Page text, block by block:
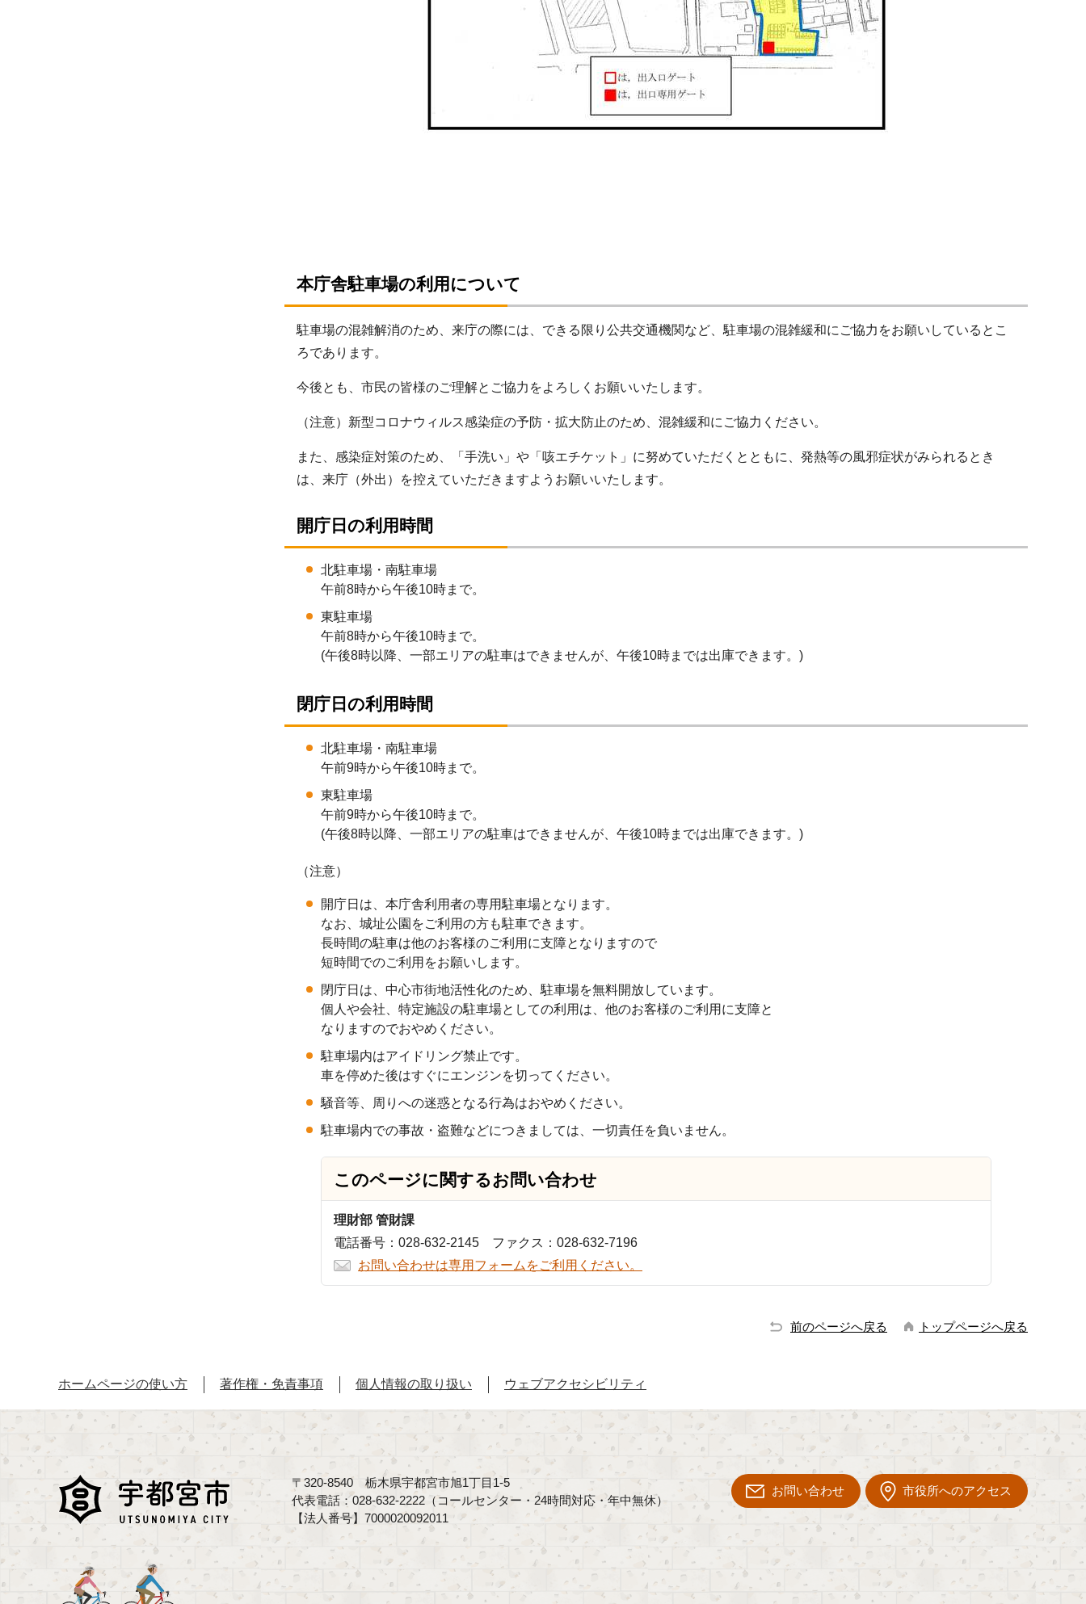
本庁舎駐車場の利用について
駐車場の混雑解消のため、来庁の際には、できる限り公共交通機関など、駐車場の混雑緩和にご協力をお願いしているとこ
ろであります。
今後とも、市民の皆様のご理解とご協力をよろしくお願いいたします。
（注意）新型コロナウィルス感染症の予防・拡大防止のため、混雑緩和にご協力ください。
また、感染症対策のため、「手洗い」や「咳エチケット」に努めていただくとともに、発熱等の風邪症状がみられるとき
は、来庁（外出）を控えていただきますようお願いいたします。
開庁日の利用時間
北駐車場・南駐車場
午前8時から午後10時まで。
東駐車場
午前8時から午後10時まで。
(午後8時以降、一部エリアの駐車はできませんが、午後10時までは出庫できます。)
閉庁日の利用時間
北駐車場・南駐車場
午前9時から午後10時まで。
東駐車場
午前9時から午後10時まで。
(午後8時以降、一部エリアの駐車はできませんが、午後10時までは出庫できます。)
（注意）
開庁日は、本庁舎利用者の専用駐車場となります。
なお、城址公園をご利用の方も駐車できます。
長時間の駐車は他のお客様のご利用に支障となりますので
短時間でのご利用をお願いします。
閉庁日は、中心市街地活性化のため、駐車場を無料開放しています。
個人や会社、特定施設の駐車場としての利用は、他のお客様のご利用に支障と
なりますのでおやめください。
駐車場内はアイドリング禁止です。
車を停めた後はすぐにエンジンを切ってください。
騒音等、周りへの迷惑となる行為はおやめください。
駐車場内での事故・盗難などにつきましては、一切責任を負いません。
このページに関するお問い合わせ
理財部 管財課
電話番号：028-632-2145 ファクス：028-632-7196
お問い合わせは専用フォームをご利用ください。
前のページへ戻る トップページへ戻る
ホームページの使い方 著作権・免責事項 個人情報の取り扱い ウェブアクセシビリティ
〒320-8540 栃木県宇都宮市旭1丁目1-5
代表電話：028-632-2222（コールセンター・24時間対応・年中無休）
【法人番号】7000020092011
お問い合わせ 市役所へのアクセス